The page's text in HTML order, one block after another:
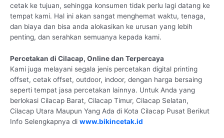
cetak ke tujuan, sehingga konsumen tidak perlu lagi datang ke
tempat kami. Hal ini akan sangat menghemat waktu, tenaga,
dan biaya dan bisa anda alokasikan ke urusan yang lebih
penting, dan serahkan semuanya kepada kami.
Percetakan di Cilacap, Online dan Terpercaya
Kami juga melayani segala jenis percetakan digital printing
offset, cetak offset, outdoor, indoor, dengan harga bersaing
seperti tempat jasa percetakan lainnya. Untuk Anda yang
berlokasi Cilacap Barat, Cilacap Timur, Cilacap Selatan,
Cilacap Utara Maupun Yang Ada di Kota Cilacap Pusat Berikut
Info Selengkapnya di www.bikincetak.id